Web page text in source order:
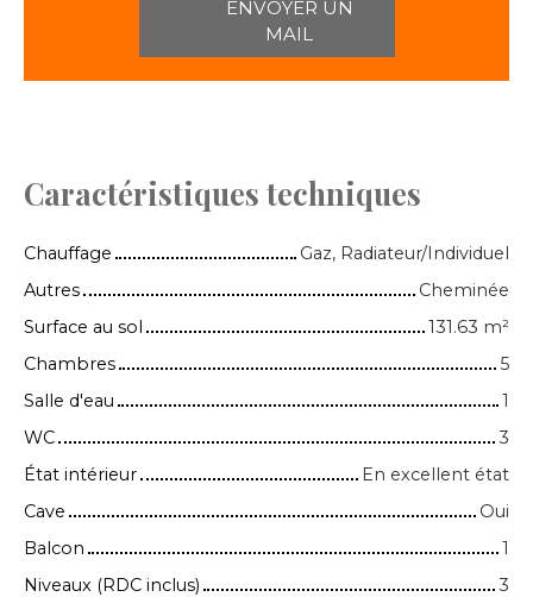
ENVOYER UN
MAIL
Caractéristiques techniques
Chauffage
Gaz, Radiateur/Individuel
Autres
Cheminée
Surface au sol
131.63 m²
Chambres
5
Salle d'eau
1
WC
3
État intérieur
En excellent état
Cave
Oui
Balcon
1
Niveaux (RDC inclus)
3